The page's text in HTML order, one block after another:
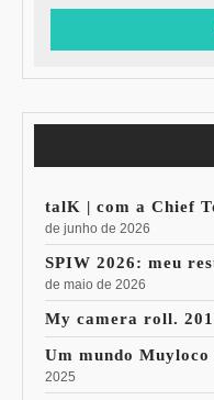
talK | com a Chief
de junho de 2026
SPIW 2026: meu
de maio de 2026
My camera roll.
Um mundo Muyloco
2025